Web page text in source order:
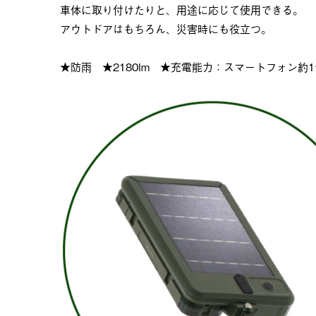
車体に取り付けたりと、用途に応じて使用できる。
アウトドアはもちろん、災害時にも役立つ。
★防雨 ★2180lm ★充電能力：スマートフォン約1